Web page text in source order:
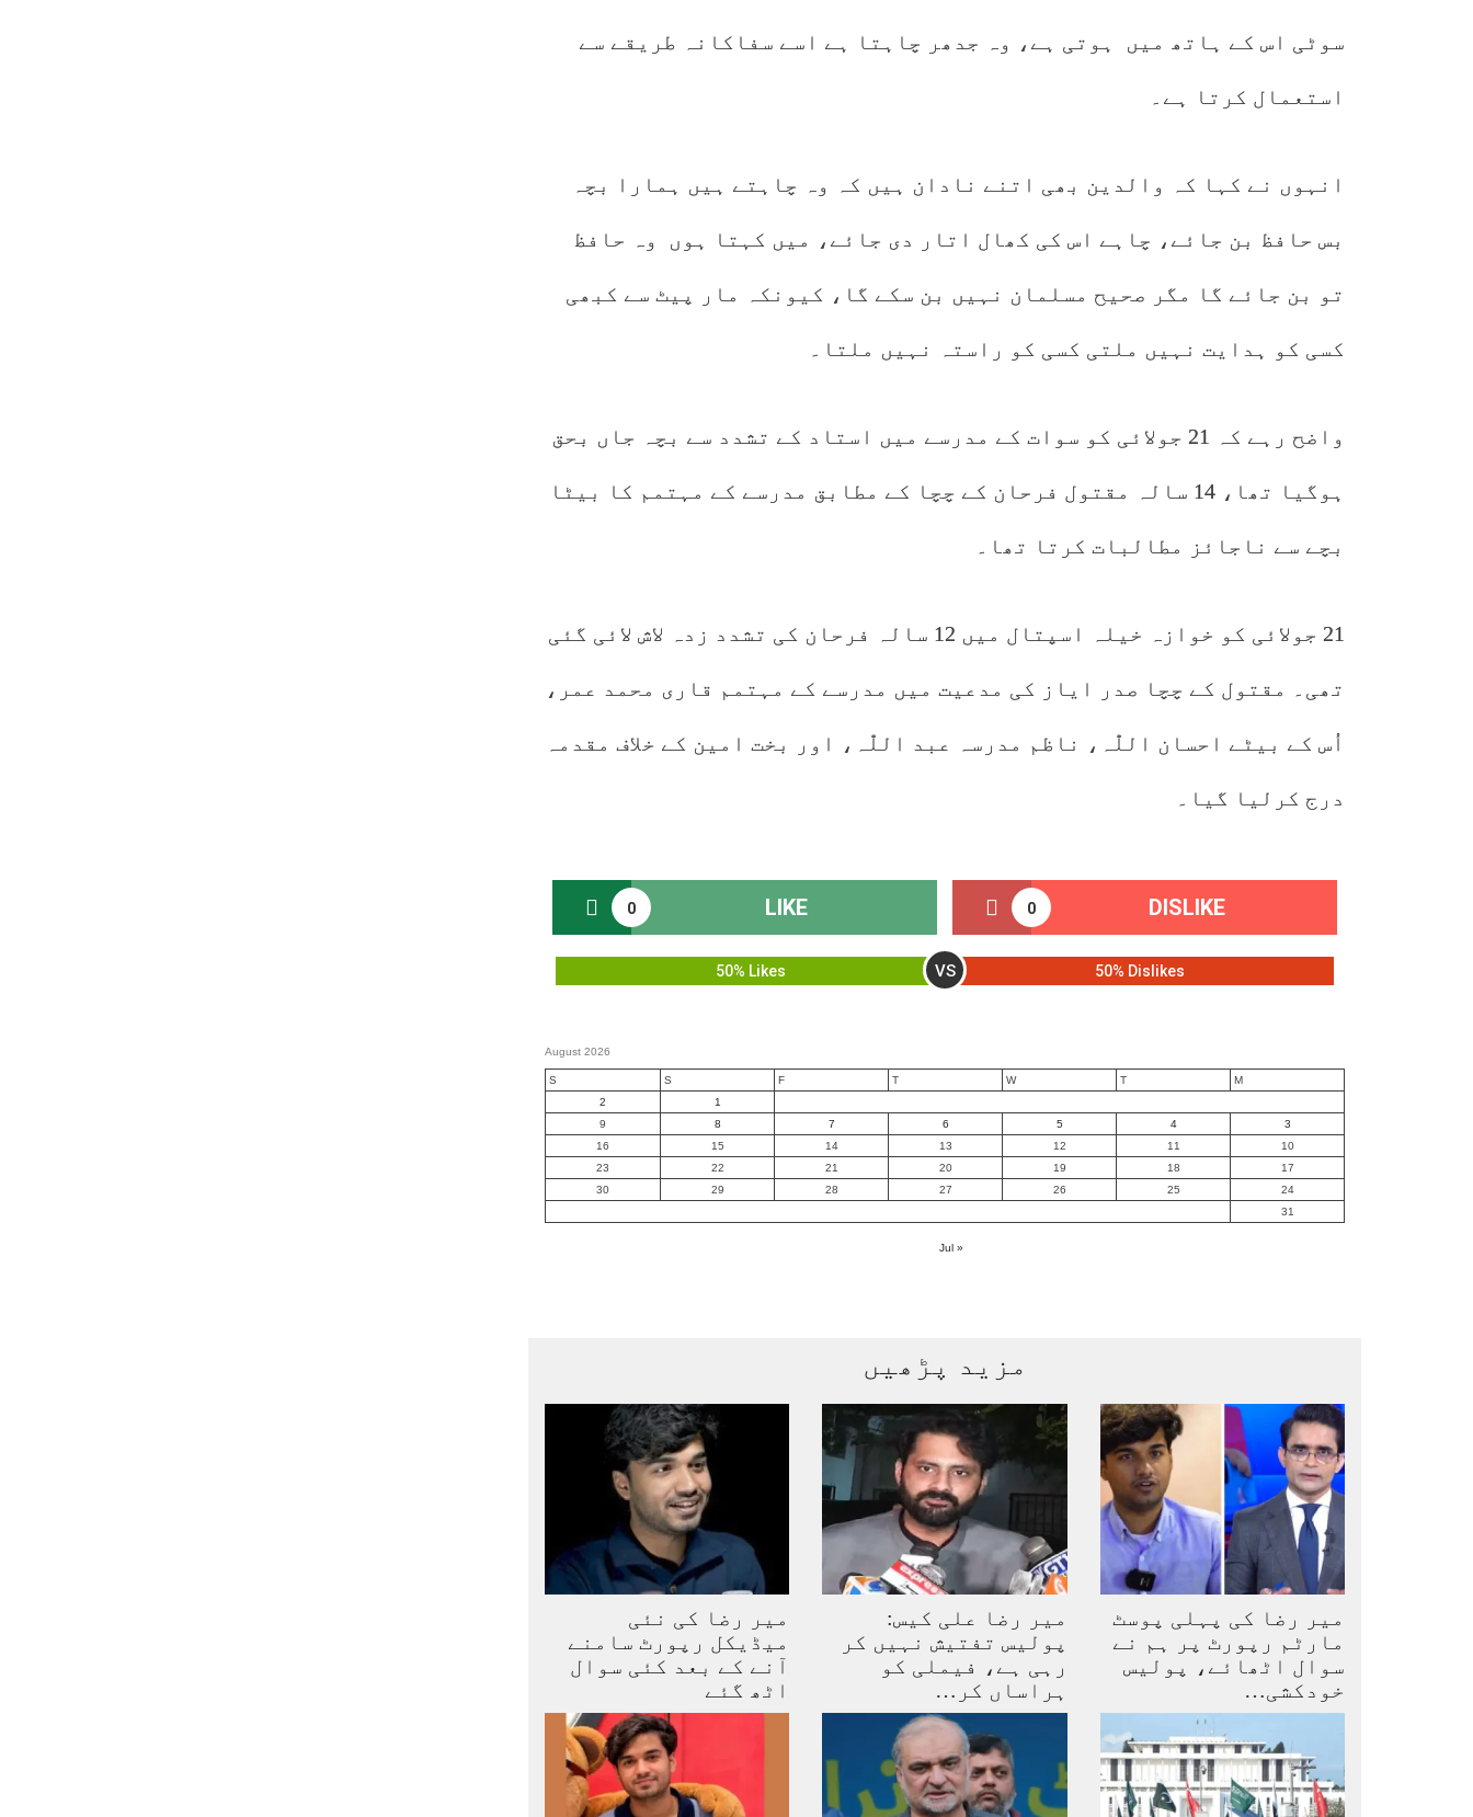
سوٹی اس کے ہاتھ میں ہوتی ہے، وہ جدھر چاہتا ہے اسے سفاکانہ طریقے سے
استعمال کرتا ہے۔
انہوں نے کہا کہ والدین بھی اتنے نادان ہیں کہ وہ چاہتے ہیں ہمارا بچہ
بس حافظ بن جائے، چاہے اس کی کھال اتار دی جائے، میں کہتا ہوں وہ حافظ
تو بن جائے گا مگر صحیح مسلمان نہیں بن سکے گا، کیونکہ مار پیٹ سے کبھی
کسی کو ہدایت نہیں ملتی کسی کو راستہ نہیں ملتا۔
واضح رہے کہ 21 جولائی کو سوات کے مدرسے میں استاد کے تشدد سے بچہ جاں بحق
ہوگیا تھا، 14 سالہ مقتول فرحان کے چچا کے مطابق مدرسے کے مہتمم کا بیٹا
بچے سے ناجائز مطالبات کرتا تھا۔
21 جولائی کو خوازہ خیلہ اسپتال میں 12 سالہ فرحان کی تشدد زدہ لاش لائی گئی
تھی۔ مقتول کے چچا صدر ایاز کی مدعیت میں مدرسے کے مہتمم قاری محمد عمر،
اُس کے بیٹے احسان اللّٰہ، ناظم مدرسہ عبد اللّٰہ، اور بخت امین کے خلاف مقدمہ
درج کرلیا گیا۔
0 LIKE 0 DISLIKE
50% Likes VS 50% Dislikes
August 2026
M
T
W
T
F
S
S
1
2
3
4
5
6
7
8
9
10
11
12
13
14
15
16
17
18
19
20
21
22
23
24
25
26
27
28
29
30
31
« Jul
مزید پڑھیں
میر رضا کی نئی
میڈیکل رپورٹ سامنے
آنے کے بعد کئی سوال
اٹھ گئے
میر رضا علی کیس:
پولیس تفتیش نہیں کر
رہی ہے، فیملی کو
ہراساں کر…
میر رضا کی پہلی پوسٹ
مارٹم رپورٹ پر ہم نے
سوال اٹھائے، پولیس
خودکشی…